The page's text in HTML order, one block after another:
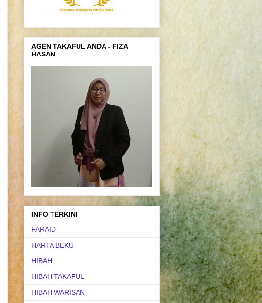
AGEN TAKAFUL ANDA - FIZA
HASAN
INFO TERKINI
FARAID
HARTA BEKU
HIBAH
HIBAH TAKAFUL
HIBAH WARISAN